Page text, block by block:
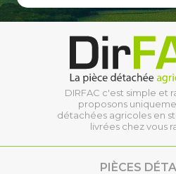
DIRFAC c'est simple et
proposons
détachées agricoles en
livrées chez vous
PIÈCES